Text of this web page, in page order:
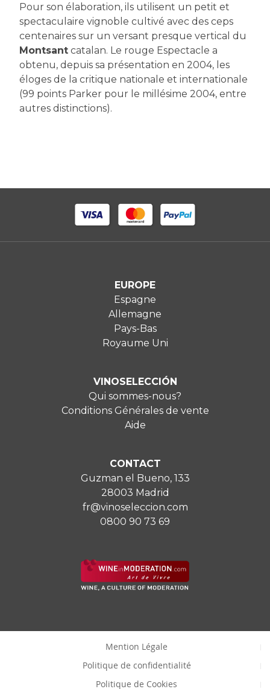
Pour son élaboration, ils utilisent un petit et
spectaculaire vignoble cultivé avec des ceps
centenaires sur un versant presque vertical du
Montsant catalan. Le rouge Espectacle a
obtenu, depuis sa présentation en 2004, les
éloges de la critique nationale et internationale
(99 points Parker pour le millésime 2004, entre
autres distinctions).
EUROPE
Espagne
Allemagne
Pays-Bas
Royaume Uni
VINOSELECCIÓN
Qui sommes-nous?
Conditions Générales de vente
Aide
CONTACT
Guzman el Bueno, 133
28003 Madrid
fr@vinoseleccion.com
0800 90 73 69
Mention Légale
Politique de confidentialité
Politique de Cookies